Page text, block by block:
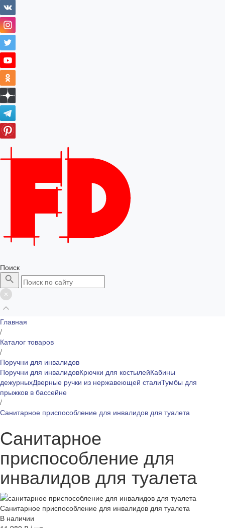
Поиск
Главная
/
Каталог товаров
/
Поручни для инвалидов
Поручни для инвалидовКрючки для костылейКабины
дежурныхДверные ручки из нержавеющей сталиТумбы для
прыжков в бассейне
/
Санитарное приспособление для инвалидов для туалета
Санитарное
приспособление для
инвалидов для туалета
Санитарное приспособление для инвалидов для туалета
В наличии